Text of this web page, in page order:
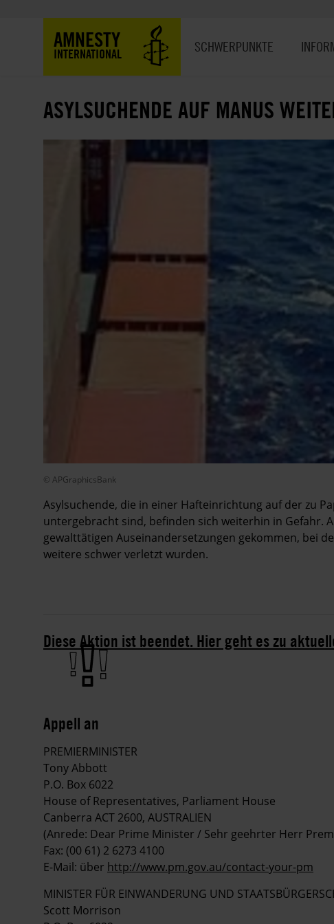
AMNESTY
INTERNATIONAL SCHWERPUNKTE
ASYLSUCHENDE AUF MANUS
© APGraphicsBank
Asylsuchende, die in einer Hafteinrichtung auf der zu
untergebracht sind, befinden sich weiterhin in Gefahr.
gewalttätigen Auseinandersetzungen gekommen, bei
weitere schwer verletzt wurden.
Diese Aktion ist beendet. Hier geht es zu
Appell an
PREMIERMINISTER
Tony Abbott
P.O. Box 6022
House of Representatives, Parliament House
Canberra ACT 2600, AUSTRALIEN
(Anrede: Dear Prime Minister / Sehr geehrter Herr
Fax: (00 61) 2 6273 4100
E-Mail: über http://www.pm.gov.au/contact-your-pm
MINISTER FÜR EINWANDERUNG UND
Scott Morrison